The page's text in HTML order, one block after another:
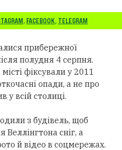
, FACEBOOK, TELEGRAM
прибережної
полудня 4 серпня.
фіксували у 2011
опади, а не про
у всій столиці.
з будівель, щоб
Веллінгтона сніг, а
й відео в соцмережах.